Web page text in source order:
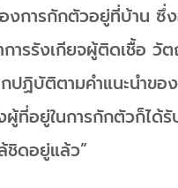
งการกักตัวอยู่ที่บ้าน ซึ่
ารรังเกียจผู้ติดเชื้อ วั
ฏิบัติตามคำแนะนำขอ
อยู่ในการกักตัวก็ได้รั
ชิดอยู่แล้ว”